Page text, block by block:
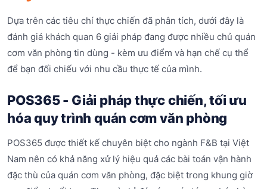
Dựa trên các tiêu chí thực chiến đã phân tích, dưới đây là
đánh giá khách quan 6 giải pháp đang được nhiều chủ quán
cơm văn phòng tin dùng - kèm ưu điểm và hạn chế cụ thể
để bạn đối chiếu với nhu cầu thực tế của mình.
POS365 - Giải pháp thực chiến, tối ưu
hóa quy trình quán cơm văn phòng
POS365 được thiết kế chuyên biệt cho ngành F&B tại Việt
Nam nên có khả năng xử lý hiệu quả các bài toán vận hành
đặc thù của quán cơm văn phòng, đặc biệt trong khung giờ